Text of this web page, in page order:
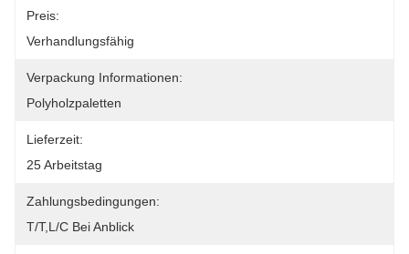
Preis:
Verhandlungsfähig
Verpackung Informationen:
Polyholzpaletten
Lieferzeit:
25 Arbeitstag
Zahlungsbedingungen:
T/T,L/C Bei Anblick